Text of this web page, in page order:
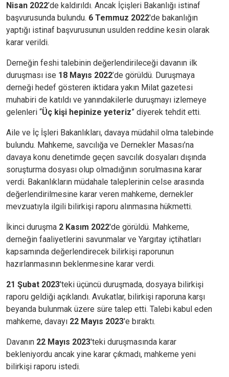
Nisan 2022’de kaldırıldı. Ancak İçişleri Bakanlığı istinaf
başvurusunda bulundu. 6 Temmuz 2022'de bakanlığın
yaptığı istinaf başvurusunun usulden reddine kesin olarak
karar verildi.
Derneğin feshi talebinin değerlendirileceği davanın ilk
duruşması ise 18 Mayıs 2022’de görüldü. Duruşmaya
derneği hedef gösteren iktidara yakın Milat gazetesi
muhabiri de katıldı ve yanındakilerle duruşmayı izlemeye
gelenleri “Üç kişi hepinize yeteriz” diyerek tehdit etti.
Aile ve İç İşleri Bakanlıkları, davaya müdahil olma talebinde
bulundu. Mahkeme, savcılığa ve Dernekler Masası’na
davaya konu denetimde geçen savcılık dosyaları dışında
soruşturma dosyası olup olmadığının sorulmasına karar
verdi. Bakanlıkların müdahale taleplerinin celse arasında
değerlendirilmesine karar veren mahkeme, dernekler
mevzuatıyla ilgili bilirkişi raporu alınmasına hükmetti.
İkinci duruşma 2 Kasım 2022'de görüldü. Mahkeme,
derneğin faaliyetlerini savunmalar ve Yargıtay içtihatları
kapsamında değerlendirecek bilirkişi raporunun
hazırlanmasının beklenmesine karar verdi.
21 Şubat 2023'teki üçüncü duruşmada, dosyaya bilirkişi
raporu geldiği açıklandı. Avukatlar, bilirkişi raporuna karşı
beyanda bulunmak üzere süre talep etti. Talebi kabul eden
mahkeme, davayı 22 Mayıs 2023'e bıraktı.
Davanın 22 Mayıs 2023'teki duruşmasında karar
bekleniyordu ancak yine karar çıkmadı, mahkeme yeni
bilirkişi raporu istedi.